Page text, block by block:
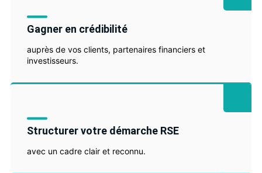
Gagner en crédibilité
auprès de vos clients, partenaires financiers et
investisseurs.
Structurer votre démarche RSE
avec un cadre clair et reconnu.